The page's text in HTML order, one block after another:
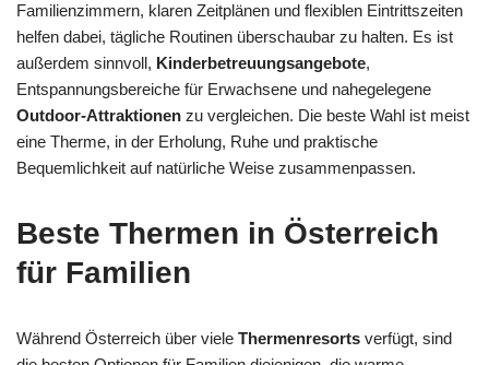
Familienzimmern, klaren Zeitplänen und flexiblen Eintrittszeiten
helfen dabei, tägliche Routinen überschaubar zu halten. Es ist
außerdem sinnvoll, Kinderbetreuungsangebote,
Entspannungsbereiche für Erwachsene und nahegelegene
Outdoor-Attraktionen zu vergleichen. Die beste Wahl ist meist
eine Therme, in der Erholung, Ruhe und praktische
Bequemlichkeit auf natürliche Weise zusammenpassen.
Beste Thermen in Österreich
für Familien
Während Österreich über viele Thermenresorts verfügt, sind